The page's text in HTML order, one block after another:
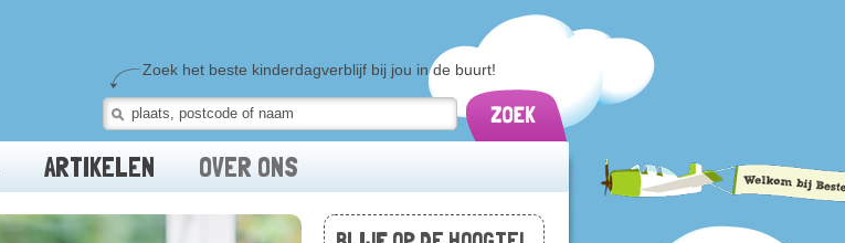
Zoek het beste kinderdagverblijf bij jou in de buurt!
ARTIKELEN OVER ONS